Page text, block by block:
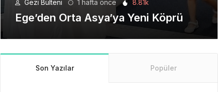
Seyahat Teknolojilerinde Yeni Bir
Dönem
Son Yazılar Popüler